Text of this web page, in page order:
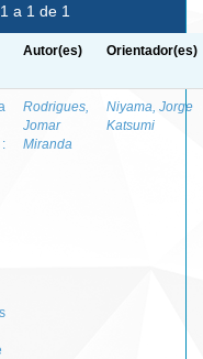
a 1 de 1
Autor(es) Orientador(es)
Rodrigues,
Jomar
Miranda
Niyama, Jorge
Katsumi